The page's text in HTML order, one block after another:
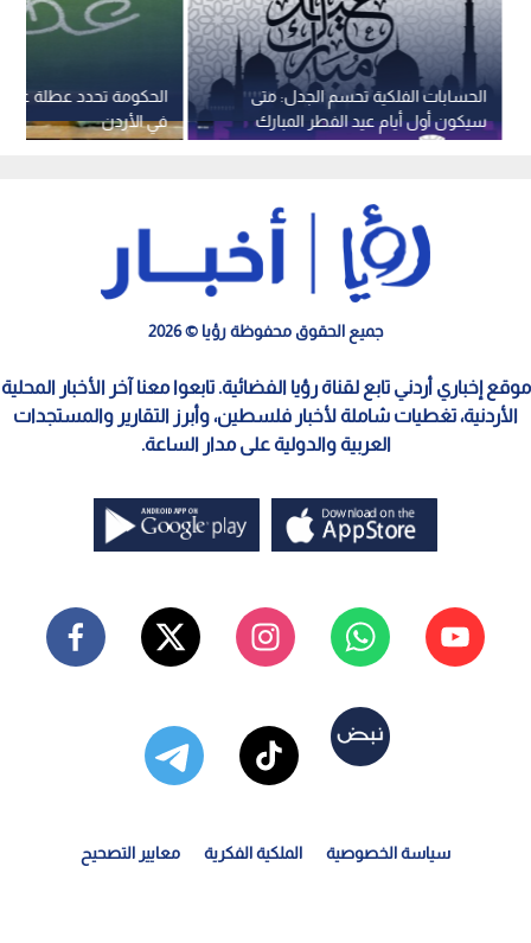
في الأردن
الحسابات الفلكية تحسم الجدل: متى
سيكون أول أيام عيد الفطر المبارك
لعام 2026؟
جميع الحقوق محفوظة رؤيا © 2026
موقع إخباري أردني تابع لقناة رؤيا الفضائية. تابعوا معنا آخر الأخبار المحلية
الأردنية، تغطيات شاملة لأخبار فلسطين، وأبرز التقارير والمستجدات
العربية والدولية على مدار الساعة.
سياسة الخصوصية الملكية الفكرية معايير التصحيح